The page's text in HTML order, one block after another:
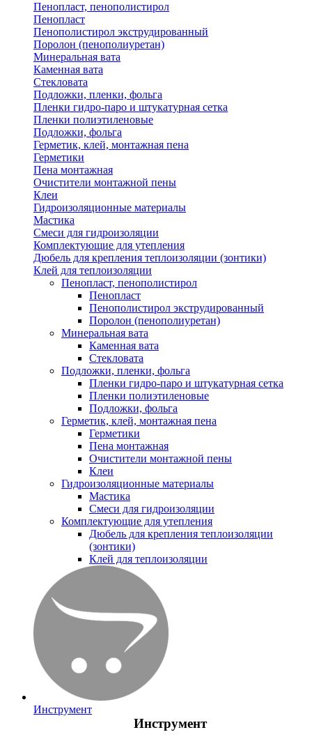
Пенопласт, пенополистирол
Пенопласт
Пенополистирол экструдированный
Поролон (пенополиуретан)
Минеральная вата
Каменная вата
Стекловата
Подложки, пленки, фольга
Пленки гидро-паро и штукатурная сетка
Пленки полиэтиленовые
Подложки, фольга
Герметик, клей, монтажная пена
Герметики
Пена монтажная
Очистители монтажной пены
Клеи
Гидроизоляционные материалы
Мастика
Смеси для гидроизоляции
Комплектующие для утепления
Дюбель для крепления теплоизоляции (зонтики)
Клей для теплоизоляции
Пенопласт, пенополистирол
Пенопласт
Пенополистирол экструдированный
Поролон (пенополиуретан)
Минеральная вата
Каменная вата
Стекловата
Подложки, пленки, фольга
Пленки гидро-паро и штукатурная сетка
Пленки полиэтиленовые
Подложки, фольга
Герметик, клей, монтажная пена
Герметики
Пена монтажная
Очистители монтажной пены
Клеи
Гидроизоляционные материалы
Мастика
Смеси для гидроизоляции
Комплектующие для утепления
Дюбель для крепления теплоизоляции
(зонтики)
Клей для теплоизоляции
Инструмент
Инструмент